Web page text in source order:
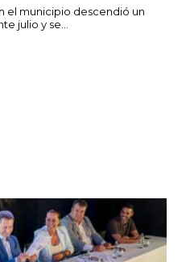
el municipio descendió un
julio y se...